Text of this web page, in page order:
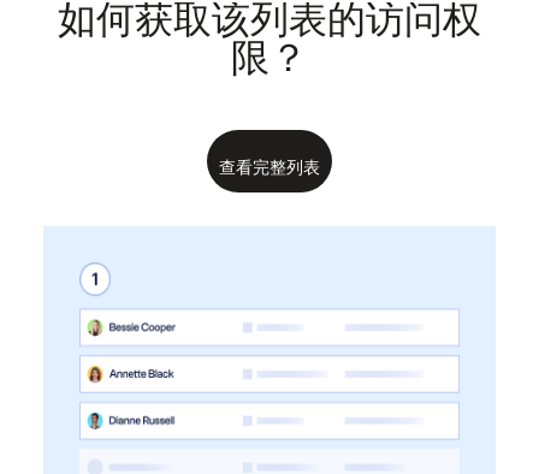
如何获取该列表的访问权
限？
查看完整列表